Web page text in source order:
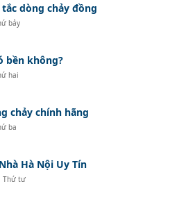
dòng chảy đồng
bảy
bền không?
hai
chảy chính hãng
ba
Hà Nội Uy Tín
Thứ tư